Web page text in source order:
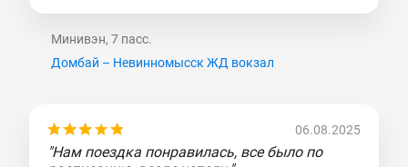
Минивэн, 7 пасс.
Домбай – Невинномысск ЖД вокзал
06.08.2025
"Нам поездка понравилась, все было по